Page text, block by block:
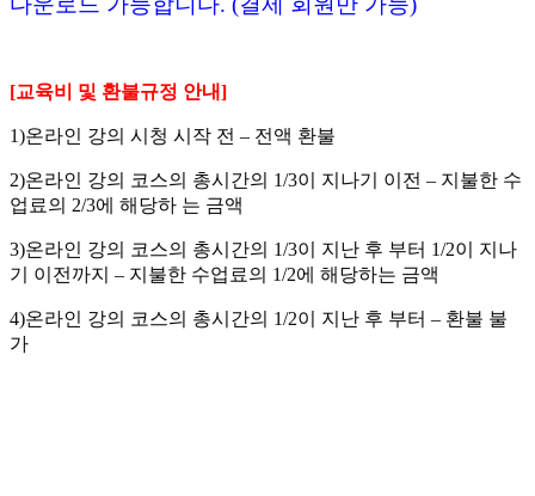
[교육비 및 환불규정 안내]
1)온라인 강의 시청 시작 전 – 전액 환불
2)온라인 강의 코스의 총시간의 1/3이 지나기 이전 – 지불한 수
업료의 2/3에 해당하 는 금액
3)온라인 강의 코스의 총시간의 1/3이 지난 후 부터 1/2이 지나
기 이전까지 – 지불한 수업료의 1/2에 해당하는 금액
4)온라인 강의 코스의 총시간의 1/2이 지난 후 부터 – 환불 불
가